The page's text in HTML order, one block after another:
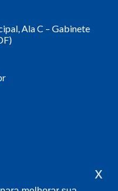
Ala C – Gabinete
x